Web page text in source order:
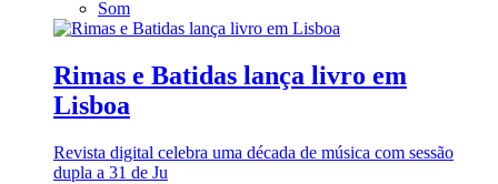
Som
Rimas e Batidas lança livro em
Lisboa
Revista digital celebra uma década de música com sessão
dupla a 31 de Ju